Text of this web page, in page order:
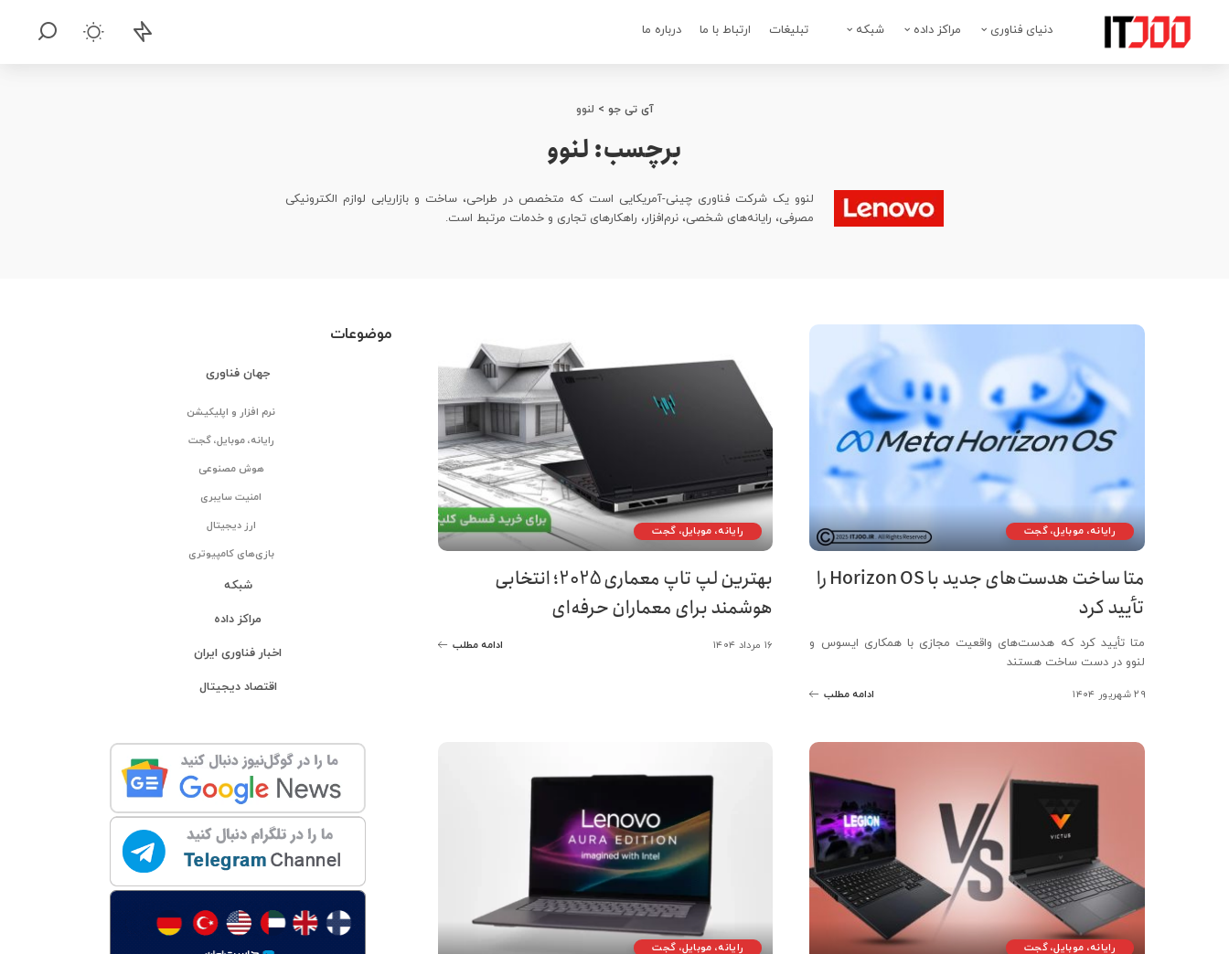
دنیای فناوری مراکز داده شبکه تبلیغات ارتباط با ما درباره ما
آی تی جو > لنوو
برچسب:لنوو
لنوو یک شرکت فناوری چینی-آمریکایی است که متخصص در طراحی، ساخت و بازاریابی لوازم الکترونیکی
مصرفی، رایانه‌های شخصی، نرم‌افزار، راهکارهای تجاری و خدمات مرتبط است.
رایانه، موبایل، گجت
متا ساخت هدست‌های جدید با Horizon OS را
تأیید کرد
متا تأیید کرد که هدست‌های واقعیت مجازی با همکاری ایسوس و
لنوو در دست ساخت هستند
۲۹ شهریور ۱۴۰۴ ادامه مطلب
رایانه، موبایل، گجت
بهترین لپ تاپ معماری 2025؛ انتخابی
هوشمند برای معماران حرفه‌ای
۱۶ مرداد ۱۴۰۴ ادامه مطلب
رایانه، موبایل، گجت رایانه، موبایل، گجت
موضوعات
جهان فناوری
نرم افزار و اپلیکیشن
رایانه، موبایل، گجت
هوش مصنوعی
امنیت سایبری
ارز دیجیتال
بازی‌های کامپیوتری
شبکه
مراکز داده
اخبار فناوری ایران
اقتصاد دیجیتال